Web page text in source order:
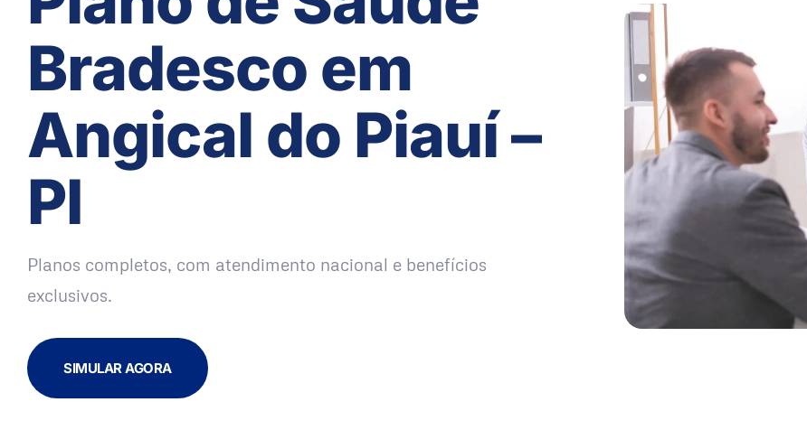
Bradesco em
Angical do Piauí –
PI
Planos completos, com atendimento nacional e benefícios
exclusivos.
SIMULAR AGORA